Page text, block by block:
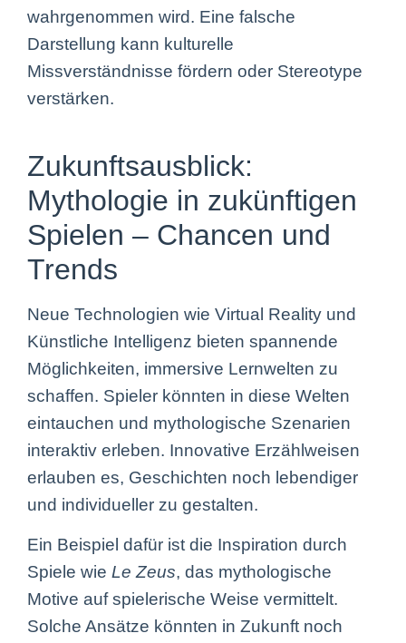
wahrgenommen wird. Eine falsche
Darstellung kann kulturelle
Missverständnisse fördern oder Stereotype
verstärken.
Zukunftsausblick:
Mythologie in zukünftigen
Spielen – Chancen und
Trends
Neue Technologien wie Virtual Reality und
Künstliche Intelligenz bieten spannende
Möglichkeiten, immersive Lernwelten zu
schaffen. Spieler könnten in diese Welten
eintauchen und mythologische Szenarien
interaktiv erleben. Innovative Erzählweisen
erlauben es, Geschichten noch lebendiger
und individueller zu gestalten.
Ein Beispiel dafür ist die Inspiration durch
Spiele wie Le Zeus, das mythologische
Motive auf spielerische Weise vermittelt.
Solche Ansätze könnten in Zukunft noch